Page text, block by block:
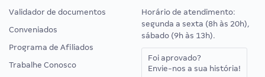
Validador de documentos
Conveniados
Programa de Afiliados
Trabalhe Conosco
Horário de atendimento:
segunda a sexta (8h às 20h),
sábado (9h às 13h).
Foi aprovado?
Envie-nos a sua história!